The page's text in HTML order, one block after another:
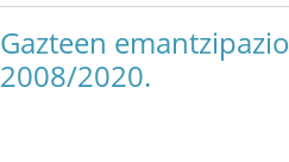
Gazteen
2008/2020.